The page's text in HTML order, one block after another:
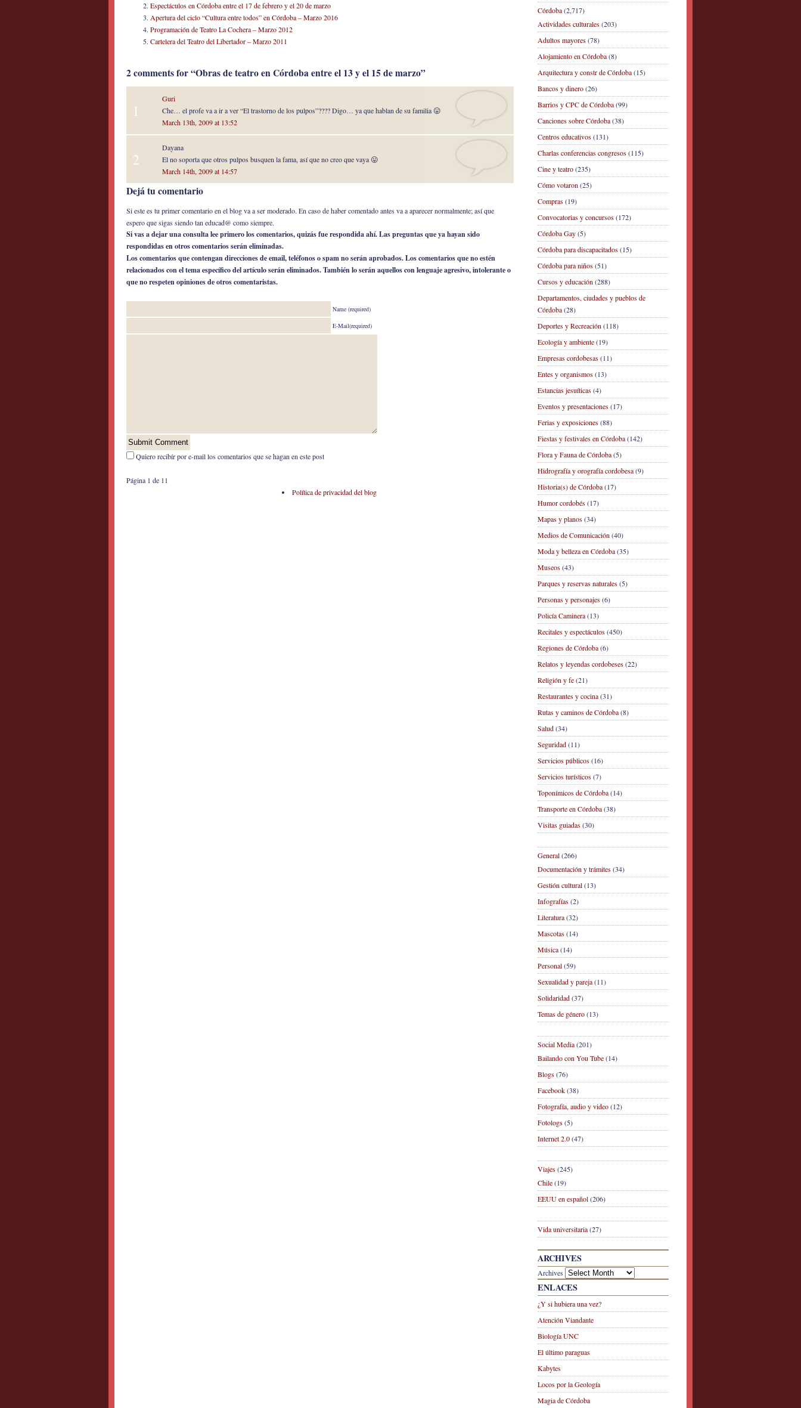
Córdoba(2,717)
Actividades culturales(203)
Adultos mayores(78)
Alojamiento en Córdoba(8)
Arquitectura y constr de Córdoba(15)
Bancos y dinero(26)
Barrios y CPC de Córdoba(99)
Canciones sobre Córdoba(38)
Centros educativos(131)
Charlas conferencias congresos(115)
Cine y teatro(235)
Cómo votaron (25)
Compras(19)
Convocatorias y concursos(172)
Córdoba Gay(5)
Córdoba para discapacitados(15)
Córdoba para niños(51)
Cursos y educación (288)
Departamentos, ciudades y pueblos de
Córdoba(28)
Deportes y Recreación (118)
Ecología y ambiente(19)
Empresas cordobesas(11)
Entes y organismos(13)
Estancias jesuíticas(4)
Eventos y presentaciones(17)
Ferias y exposiciones(88)
Fiestas y festivales en Córdoba(142)
Flora y Fauna de Córdoba(5)
Hidrografía y orografía cordobesa(9)
Historia(s) de Córdoba(17)
Humor cordobés(17)
Mapas y planos(34)
Medios de Comunicación (40)
Moda y belleza en Córdoba(35)
Museos(43)
Parques y reservas naturales(5)
Personas y personajes(6)
Policía Caminera(13)
Recitales y espectáculos(450)
Regiones de Córdoba(6)
Relatos y leyendas cordobeses(22)
Religión y fe(21)
Restaurantes y cocina(31)
Rutas y caminos de Córdoba(8)
Salud(34)
Seguridad(11)
Servicios públicos(16)
Servicios turísticos(7)
Toponímicos de Córdoba(14)
Transporte en Córdoba(38)
Visitas guiadas(30)
General(266)
Documentación y trámites(34)
Gestión cultural(13)
Infografías(2)
Literatura(32)
Mascotas(14)
Música(14)
Personal(59)
Sexualidad y pareja(11)
Solidaridad(37)
Temas de género(13)
Social Media(201)
Bailando con You Tube(14)
Blogs(76)
Facebook(38)
Fotografía, audio y video(12)
Fotologs(5)
Internet 2.0(47)
Viajes(245)
Chile(19)
EEUU en español(206)
Vida universitaria(27)
ARCHIVES
Archives
ENLACES
¿Y si hubiera una vez?
Atención Viandante
Biología UNC
El último paraguas
Kabytes
Locos por la Geología
Magia de Córdoba
Espectáculos en Córdoba entre el 17 de febrero y el 20 de marzo
Apertura del ciclo “Cultura entre todos” en Córdoba – Marzo 2016
Programación de Teatro La Cochera – Marzo 2012
Cartelera del Teatro del Libertador – Marzo 2011
2 comments for “Obras de teatro en Córdoba entre el 13 y el 15 de marzo”
1
Guri
Che… el profe va a ir a ver “El trastorno de los pulpos”???? Digo… ya que hablan de su familia 😛
March 13th, 2009 at 13:52
2
Dayana
El no soporta que otros pulpos busquen la fama, así que no creo que vaya 😛
March 14th, 2009 at 14:57
Dejá tu comentario
Si este es tu primer comentario en el blog va a ser moderado. En caso de haber comentado antes va a aparecer normalmente; así que
espero que sigas siendo tan educad@ como siempre.
Si vas a dejar una consulta lee primero los comentarios, quizás fue respondida ahí. Las preguntas que ya hayan sido
respondidas en otros comentarios serán eliminadas.
Los comentarios que contengan direcciones de email, teléfonos o spam no serán aprobados. Los comentarios que no estén
relacionados con el tema específico del artículo serán eliminados. También lo serán aquellos con lenguaje agresivo, intolerante o
que no respeten opiniones de otros comentaristas.
Name (required)
E-Mail(required)
Quiero recibír por e-mail los comentarios que se hagan en este post
Página 1 de 1 1
Política de privacidad del blog